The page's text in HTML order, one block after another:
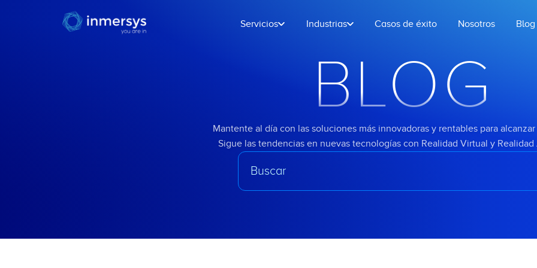
Servicios Industrias Casos de éxito Nosotros Blog
BLOG
Mantente al día con las soluciones más innovadoras y rentables para
Sigue las tendencias en nuevas tecnologías con Realidad Virtual y